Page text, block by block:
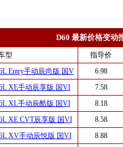
D60 最新价格变动
型 指导价
Entry手动辰尚版 国V
6.98
XE手动辰享版 国VI
7.58
XL手动辰酷版 国VI
8.18
XE CVT辰享版 国VI
8.58
XV手动辰悦版 国VI
8.88